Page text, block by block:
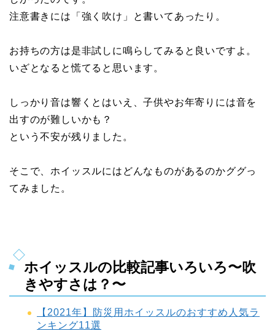
注意書きには「強く吹け」と書いてあったり。
お持ちの方は是非試しに鳴らしてみると良いですよ。
いざとなると慌てると思います。
しっかり音は響くとはいえ、子供やお年寄りには音を
出すのが難しいかも？
という不安が残りました。
そこで、ホイッスルにはどんなものがあるのかググっ
てみました。
ホイッスルの比較記事いろいろ〜吹
きやすさは？〜
【2021年】防災用ホイッスルのおすすめ人気ラ
ンキング11選